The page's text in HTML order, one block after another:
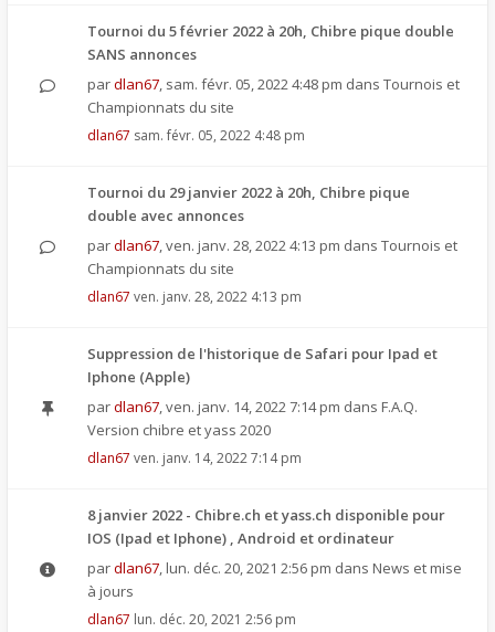
Tournoi du 5 février 2022 à 20h, Chibre pique double
SANS annonces
pardlan67, sam. févr. 05, 2022 4:48 pm dans Tournois et
Championnats du site
dlan67 sam. févr. 05, 2022 4:48 pm
Tournoi du 29 janvier 2022 à 20h, Chibre pique
double avec annonces
pardlan67,ven. janv. 28, 2022 4:13 pm dans Tournois et
Championnats du site
dlan67 ven. janv. 28, 2022 4:13 pm
Suppression de l'historique de Safari pour Ipad et
Iphone (Apple)
pardlan67,ven. janv. 14, 2022 7:14 pm dans F.A.Q.
Version chibre et yass 2020
dlan67 ven. janv. 14, 2022 7:14 pm
8 janvier 2022 - Chibre.ch et yass.ch disponible pour
IOS (Ipad et Iphone) , Android et ordinateur
pardlan67, lun. déc. 20, 2021 2:56 pm dans News et mise
à jours
dlan67 lun. déc. 20, 2021 2:56 pm